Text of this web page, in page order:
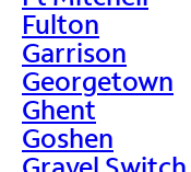
Fulton
Garrison
Georgetown
Ghent
Goshen